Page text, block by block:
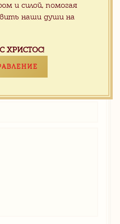
на консультацию с
Мы с радостью
и силой, помогая
наши души на
ХРИСТОС!